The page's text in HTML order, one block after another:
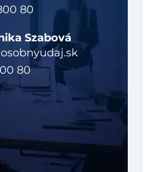
80
Szabová
80